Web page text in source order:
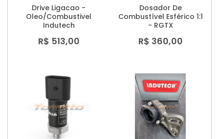
Drive Ligacao -
Oleo/Combustivel
Indutech
R$ 513,00
Dosador De
Combustível Esférico 1:1
- RGTX
R$ 360,00